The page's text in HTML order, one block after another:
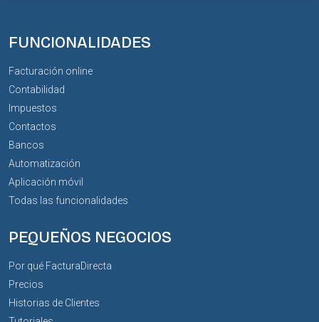
FUNCIONALIDADES
Facturación online
Contabilidad
Impuestos
Contactos
Bancos
Automatización
Aplicación móvil
Todas las funcionalidades
PEQUEÑOS NEGOCIOS
Por qué FacturaDirecta
Precios
Historias de Clientes